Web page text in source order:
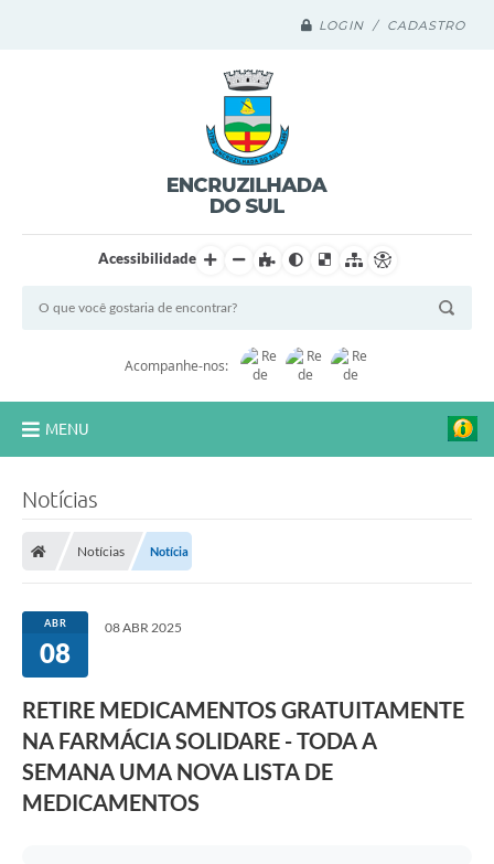
LOGIN / CADASTRO
Acessibilidade
Acompanhe-nos:
MENU
Turismo
Transparência
1DOC
Legislação
PARCEIROS
Notícias
Notícias Notícia
ABR
08
08 ABR 2025
RETIRE MEDICAMENTOS GRATUITAMENTE
NA FARMÁCIA SOLIDARE - TODA A
SEMANA UMA NOVA LISTA DE
MEDICAMENTOS